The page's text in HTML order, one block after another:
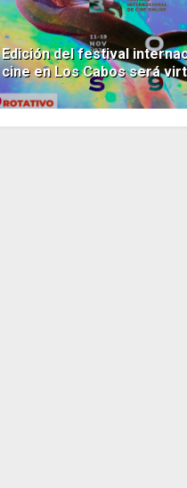
Edición del festival
cine en Los Cabos será